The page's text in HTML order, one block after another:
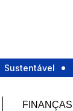
Sustentável
FINANÇAS